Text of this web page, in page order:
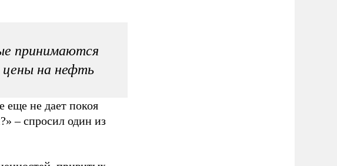
принимаются
на нефть
еще не дает покоя
– спросил один из